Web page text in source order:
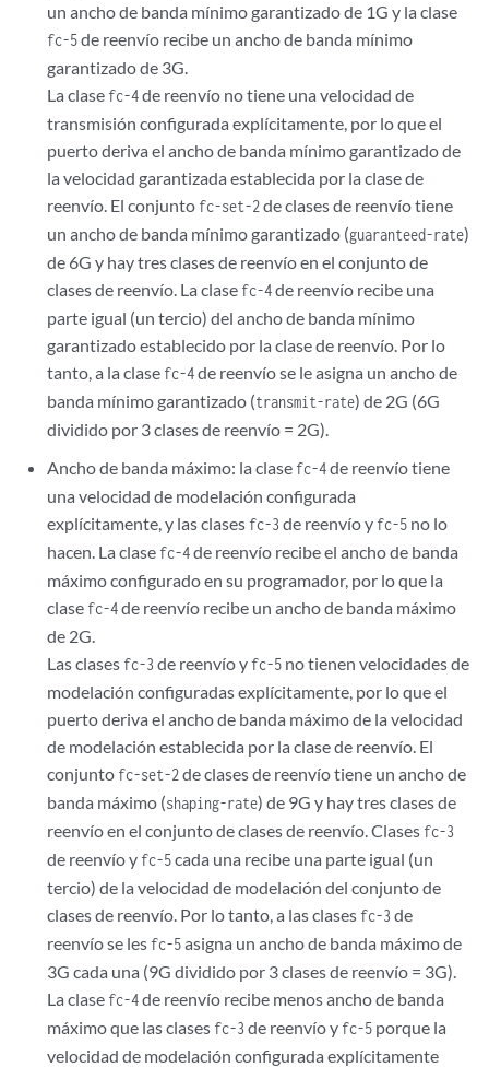
un ancho de banda mínimo garantizado de 1G y la clase
fc-5de reenvío recibe un ancho de banda mínimo
garantizado de 3G.
La clase fc-4de reenvío no tiene una velocidad de
transmisión configurada explícitamente, por lo que el
puerto deriva el ancho de banda mínimo garantizado de
la velocidad garantizada establecida por la clase de
reenvío. El conjunto fc-set-2de clases de reenvío tiene
un ancho de banda mínimo garantizado (guaranteed-rate)
de 6G y hay tres clases de reenvío en el conjunto de
clases de reenvío. La clase fc-4de reenvío recibe una
parte igual (un tercio) del ancho de banda mínimo
garantizado establecido por la clase de reenvío. Por lo
tanto, a la clase fc-4de reenvío se le asigna un ancho de
banda mínimo garantizado (transmit-rate) de 2G (6G
dividido por 3 clases de reenvío = 2G).
Ancho de banda máximo: la clase fc-4de reenvío tiene
una velocidad de modelación configurada
explícitamente, y las clases fc-3 de reenvío y fc-5 no lo
hacen. La clase fc-4de reenvío recibe el ancho de banda
máximo configurado en su programador, por lo que la
clase fc-4de reenvío recibe un ancho de banda máximo
de 2G.
Las clases fc-3 de reenvío y fc-5 no tienen velocidades de
modelación configuradas explícitamente, por lo que el
puerto deriva el ancho de banda máximo de la velocidad
de modelación establecida por la clase de reenvío. El
conjunto fc-set-2de clases de reenvío tiene un ancho de
banda máximo (shaping-rate) de 9G y hay tres clases de
reenvío en el conjunto de clases de reenvío. Clases fc-3
de reenvío y fc-5cada una recibe una parte igual (un
tercio) de la velocidad de modelación del conjunto de
clases de reenvío. Por lo tanto, a las clases fc-3 de
reenvío se les fc-5asigna un ancho de banda máximo de
3G cada una (9G dividido por 3 clases de reenvío = 3G).
La clase fc-4de reenvío recibe menos ancho de banda
máximo que las clases fc-3 de reenvío y fc-5 porque la
velocidad de modelación configurada explícitamente